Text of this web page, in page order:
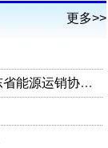
更多>>
凝心聚力启新程 深耕能源促发展 ——广东省能源运销协会第四届四次理事会圆满召开